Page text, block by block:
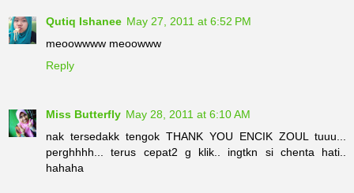
Qutiq Ishanee May 27, 2011 at 6:52 PM
meoowwww meoowww
Reply
Miss Butterfly May 28, 2011 at 6:10 AM
nak tersedakk tengok THANK YOU ENCIK ZOUL tuuu...
perghhhh... terus cepat2 g klik.. ingtkn si chenta hati..
hahaha